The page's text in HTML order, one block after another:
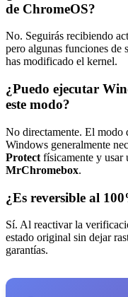
de ChromeOS?
No. Seguirás recibiendo
pero algunas funciones de
has modificado el kernel.
¿Puedo ejecutar
este modo?
No directamente. El modo
Windows generalmente
Protect físicamente y usar
MrChromebox.
¿Es reversible al
Sí. Al reactivar la
estado original sin dejar
garantías.